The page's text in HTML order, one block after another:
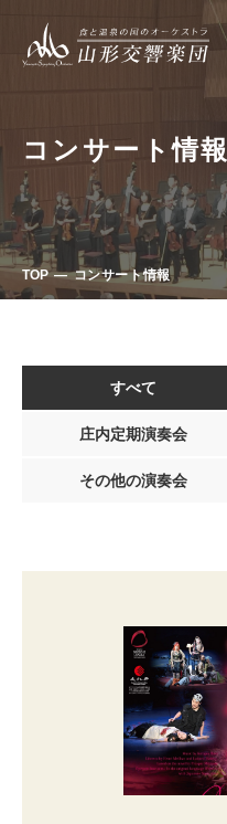
コンサート情報
TOP コンサート情報
すべて
庄内定期演奏会
その他の演奏会